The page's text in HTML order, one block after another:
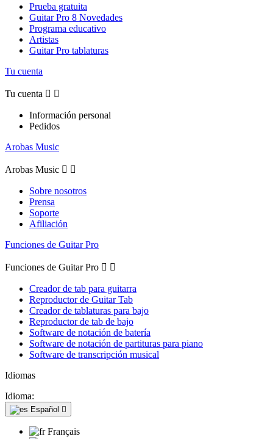
Prueba gratuita
Guitar Pro 8 Novedades
Programa educativo
Artistas
Guitar Pro tablaturas
Tu cuenta
Tu cuenta  
Información personal
Pedidos
Arobas Music
Arobas Music  
Sobre nosotros
Prensa
Soporte
Afiliación
Funciones de Guitar Pro
Funciones de Guitar Pro  
Creador de tab para guitarra
Reproductor de Guitar Tab
Creador de tablaturas para bajo
Reproductor de tab de bajo
Software de notación de batería
Software de notación de partituras para piano
Software de transcripción musical
Idiomas
Idioma:
Español 
Français